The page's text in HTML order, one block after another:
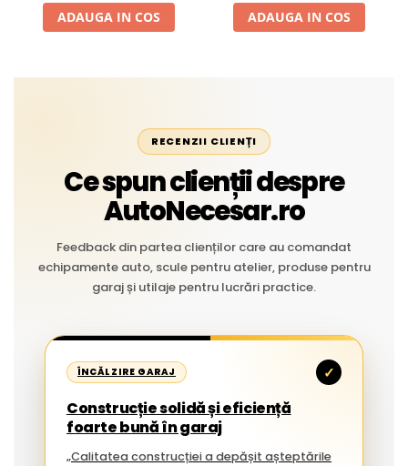
ADAUGA IN COS ADAUGA IN COS
RECENZII CLIENȚI
Ce spun clienții despre
AutoNecesar.ro
Feedback din partea clienților care au comandat
echipamente auto, scule pentru atelier, produse pentru
garaj și utilaje pentru lucrări practice.
ÎNCĂLZIRE GARAJ ✓
Construcție solidă și eficiență
foarte bună în garaj
„Calitatea construcției a depășit așteptările